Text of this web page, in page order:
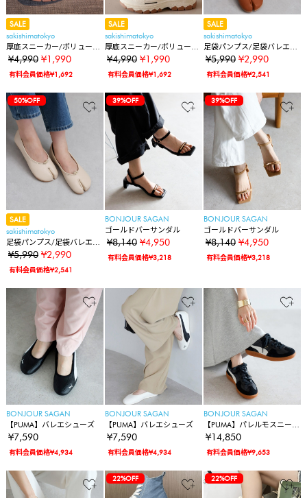
SALE
sakishimatokyo
厚底スニーカー/ボリューム
ソールスニーカー
¥4,990 ¥1,990
有料会員価格¥1,692
SALE
sakishimatokyo
厚底スニーカー/ボリューム
ソールスニーカー
¥4,990 ¥1,990
有料会員価格¥1,692
SALE
sakishimatokyo
足袋パンプス/足袋バレエシ
ューズ
¥5,990 ¥2,990
有料会員価格¥2,541
50%OFF
SALE
sakishimatokyo
足袋パンプス/足袋バレエシ
ューズ
¥5,990 ¥2,990
有料会員価格¥2,541
39%OFF
BONJOUR SAGAN
ゴールドバーサンダル
¥8,140 ¥4,950
有料会員価格¥3,218
39%OFF
BONJOUR SAGAN
ゴールドバーサンダル
¥8,140 ¥4,950
有料会員価格¥3,218
BONJOUR SAGAN
【PUMA】バレエシューズ
¥7,590
有料会員価格¥4,934
BONJOUR SAGAN
【PUMA】バレエシューズ
¥7,590
有料会員価格¥4,934
BONJOUR SAGAN
【PUMA】パレルモスニーカ
ー
¥14,850
有料会員価格¥9,653
22%OFF 22%OFF